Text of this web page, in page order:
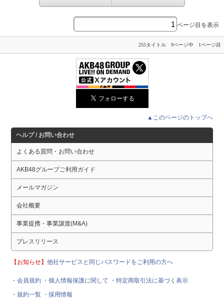
ページ目を表示
255タイトル 9ページ中 1ページ目
▲このページのトップへ
ヘルプ / お問い合わせ
よくある質問・お問い合わせ
AKB48グループご利用ガイド
メールマガジン
会社概要
事業提携・事業譲渡(M&A)
プレスリリース
【お知らせ】他社サービスと同じパスワードをご利用の方へ
・会員規約 ・個人情報保護に関して
・特定商取引法に基づく表示
・規約一覧 ・採用情報